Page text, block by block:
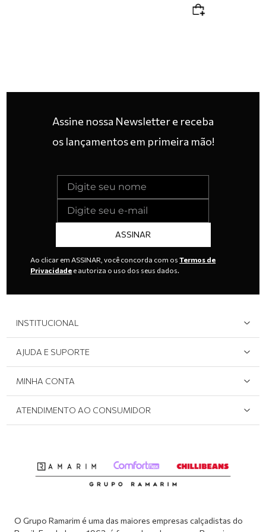
Assine nossa Newsletter e receba
os lançamentos em primeira mão!
ASSINAR
Ao clicar em ASSINAR, você concorda com osTermos de
Privacidade e autoriza o uso dos seus dados.
INSTITUCIONAL
Área do Lojista
AJUDA E SUPORTE
Políticas de Privacidade
MINHA CONTA
Meus pedidos
ATENDIMENTO AO CONSUMIDOR
Atendimento via WhatsApp: (51) 2160-0740
O Grupo Ramarim é uma das maiores empresas calçadistas do